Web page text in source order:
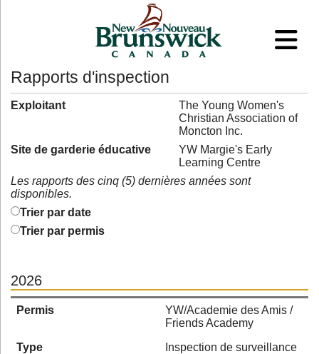
Rapports d'inspection
Exploitant
The Young Women's
Christian Association of
Moncton Inc.
Site de garderie éducative
YW Margie's Early
Learning Centre
Les rapports des cinq (5) dernières années sont
disponibles.
Trier par date
Trier par permis
2026
Permis
YW/Academie des Amis /
Friends Academy
Type
Inspection de surveillance